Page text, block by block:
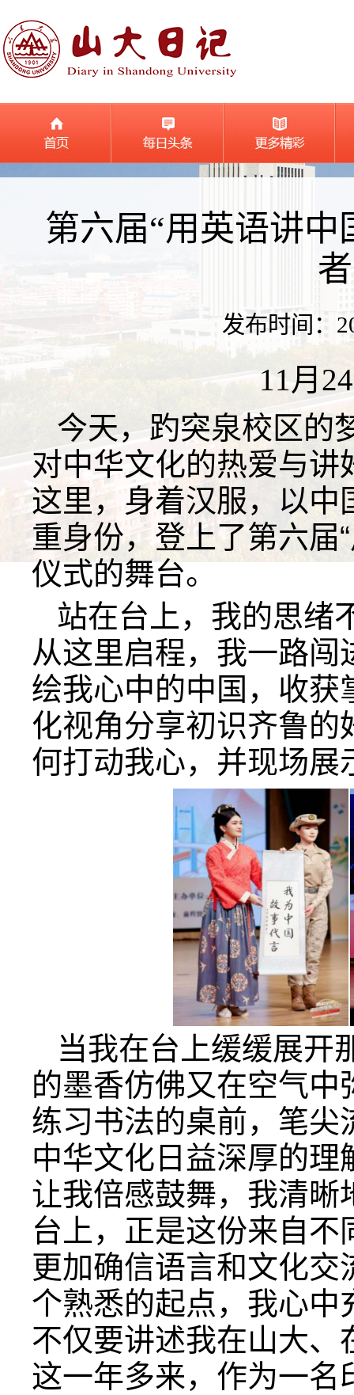
第六届“用英语讲
发布时间：
11月
今天，趵突泉校区的
对中华文化的热爱与
这里，身着汉服，以中
重身份，登上了第六届
仪式的舞台。
站在台上，我的思
从这里启程，我一路
绘我心中的中国，收获
化视角分享初识齐鲁
何打动我心，并现场展
当我在台上缓缓展开
的墨香仿佛又在空气
练习书法的桌前，笔尖
中华文化日益深厚的
让我倍感鼓舞，我清晰
台上，正是这份来自
更加确信语言和文化
个熟悉的起点，我心中
不仅要讲述我在山大
这一年多来，作为一